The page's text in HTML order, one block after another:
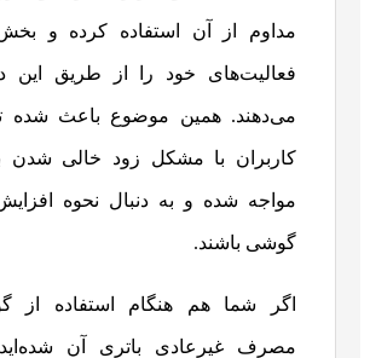
مداوم از آن استفاده کرده و
فعالیت‌های خود را از طریق این
می‌دهند. همین موضوع باعث شده
کاربران با مشکل زود خالی شدن
مواجه شده و به دنبال نحوه
گوشی باشند.
اگر شما هم هنگام استفاده از
مصرف غیرعادی باتری آن